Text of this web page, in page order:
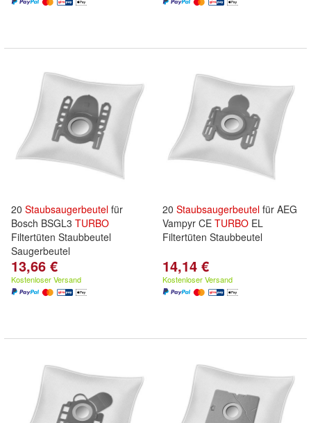
20 Staubsaugerbeutel für
Bosch BSGL3 TURBO
Filtertüten Staubbeutel
Saugerbeutel
13,66 €
Kostenloser Versand
20 Staubsaugerbeutel für AEG
Vampyr CE TURBO EL
Filtertüten Staubbeutel
14,14 €
Kostenloser Versand